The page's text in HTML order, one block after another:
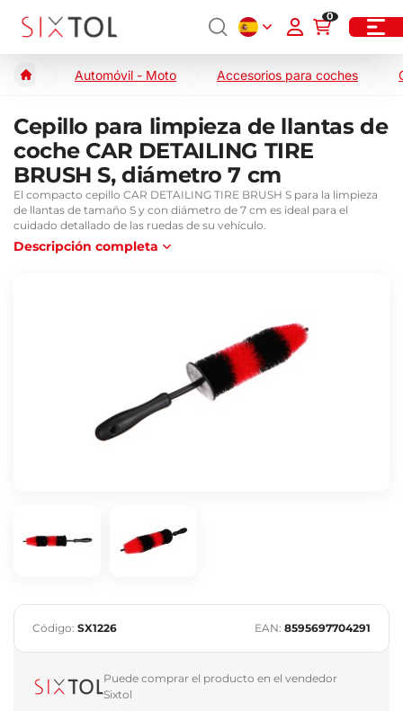
0
Automóvil - Moto Accesorios para coches
Cepillo para limpieza de llantas de
coche CAR DETAILING TIRE
BRUSH S, diámetro 7 cm
El compacto cepillo CAR DETAILING TIRE BRUSH S para la limpieza
de llantas de tamaño S y con diámetro de 7 cm es ideal para el
cuidado detallado de las ruedas de su vehículo.
Descripción completa
Código: SX1226 EAN: 8595697704291
Puede comprar el producto en el vendedor
Sixtol